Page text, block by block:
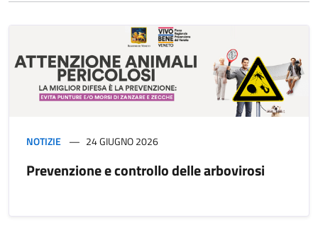
NOTIZIE 24 GIUGNO 2026
Prevenzione e controllo delle arbovirosi